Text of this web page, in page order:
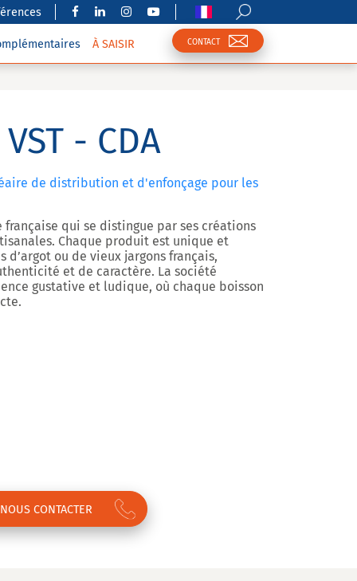
À SAISIR CONTACT
- CDA
de distribution et d'enfonçage pour les
qui se distingue par ses créations
Chaque produit est unique et
d’argot ou de vieux jargons français,
et de caractère. La société
gustative et ludique, où chaque boisson
NOUS CONTACTER